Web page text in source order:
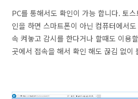
PC를 통해서도 확인이 가능 합니다. 토
인을 하면 스마트폰이 아닌 컴퓨터에서
속 켜놓고 감시를 한다거나 할때도 이용
곳에서 접속을 해서 확인 해도 끊김 없이